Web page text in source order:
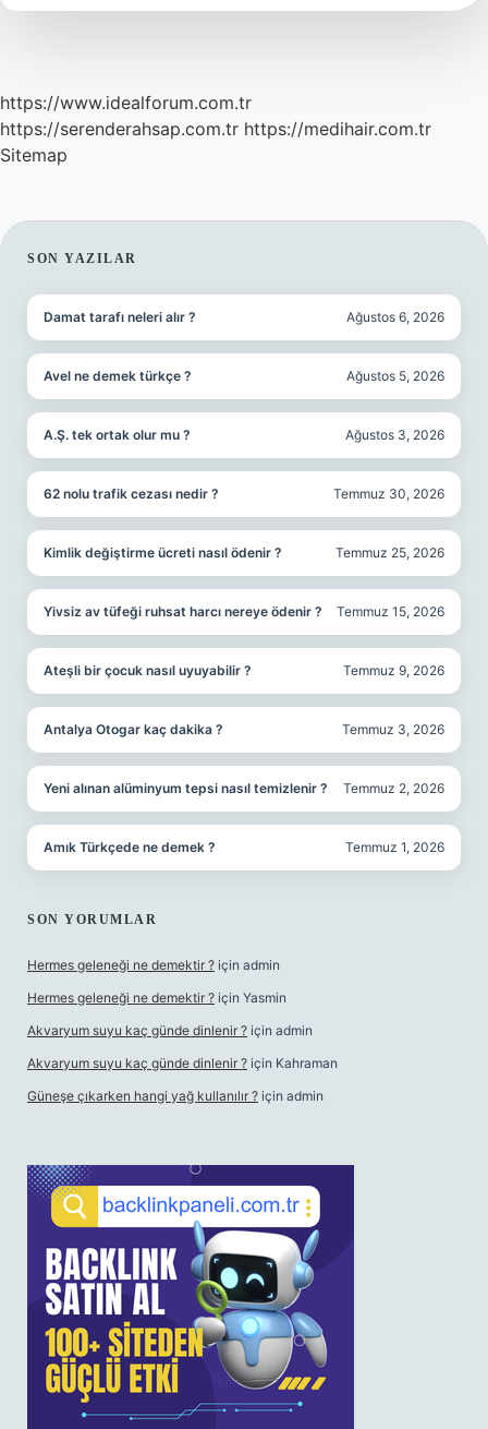
var
https://www.idealforum.com.tr
https://serenderahsap.com.tr https://medihair.com.tr
Sitemap
SIDEBAR
SON YAZILAR
Damat tarafı neleri alır ? Ağustos 6, 2026
Avel ne demek türkçe ? Ağustos 5, 2026
A.Ş. tek ortak olur mu ? Ağustos 3, 2026
62 nolu trafik cezası nedir ? Temmuz 30, 2026
Kimlik değiştirme ücreti nasıl ödenir ? Temmuz 25, 2026
Yivsiz av tüfeği ruhsat harcı nereye ödenir ? Temmuz 15, 2026
Ateşli bir çocuk nasıl uyuyabilir ? Temmuz 9, 2026
Antalya Otogar kaç dakika ? Temmuz 3, 2026
Yeni alınan alüminyum tepsi nasıl temizlenir ? Temmuz 2, 2026
Amık Türkçede ne demek ? Temmuz 1, 2026
SON YORUMLAR
Hermes geleneği ne demektir ? için admin
Hermes geleneği ne demektir ? için Yasmin
Akvaryum suyu kaç günde dinlenir ? için admin
Akvaryum suyu kaç günde dinlenir ? için Kahraman
Güneşe çıkarken hangi yağ kullanılır ? için admin